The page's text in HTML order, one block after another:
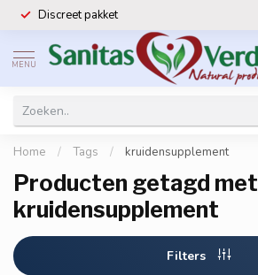
Discreet pakket
MENU
Home / Tags / kruidensupplement
Producten getagd met
kruidensupplement
Filters